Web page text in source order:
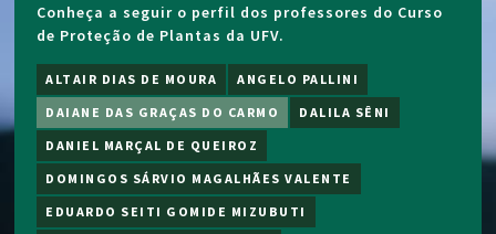
Conheça a seguir o perfil dos professores do Curso
de Proteção de Plantas da UFV.
ALTAIR DIAS DE MOURA
ANGELO PALLINI
DAIANE DAS GRAÇAS DO CARMO
DALILA SÊNI
DANIEL MARÇAL DE QUEIROZ
DOMINGOS SÁRVIO MAGALHÃES VALENTE
EDUARDO SEITI GOMIDE MIZUBUTI